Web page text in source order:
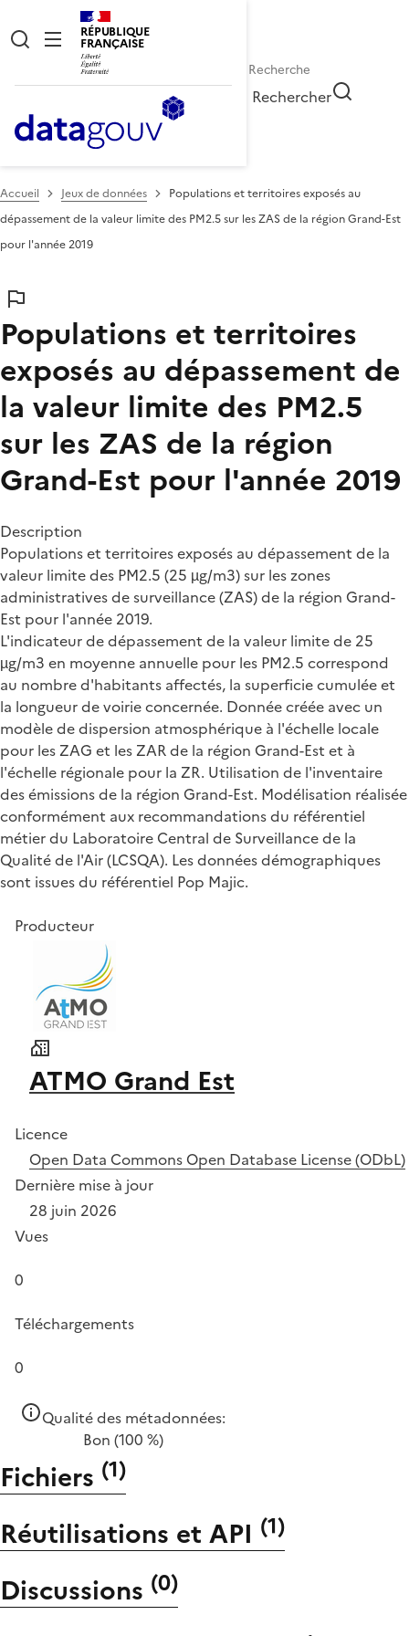
RÉPUBLIQUE
FRANÇAISE
Rechercher
Accueil Jeux de données
Populations et territoires exposés au
dépassement de la valeur limite des PM2.5 sur les ZAS de la région Grand-Est
pour l'année 2019
Populations et territoires
exposés au dépassement de
la valeur limite des PM2.5
sur les ZAS de la région
Grand-Est pour l'année 2019
Description
Populations et territoires exposés au dépassement de la
valeur limite des PM2.5 (25 µg/m3) sur les zones
administratives de surveillance (ZAS) de la région Grand-
Est pour l'année 2019.
L'indicateur de dépassement de la valeur limite de 25
µg/m3 en moyenne annuelle pour les PM2.5 correspond
au nombre d'habitants affectés, la superficie cumulée et
la longueur de voirie concernée. Donnée créée avec un
modèle de dispersion atmosphérique à l'échelle locale
pour les ZAG et les ZAR de la région Grand-Est et à
l'échelle régionale pour la ZR. Utilisation de l'inventaire
des émissions de la région Grand-Est. Modélisation réalisée
conformément aux recommandations du référentiel
métier du Laboratoire Central de Surveillance de la
Qualité de l'Air (LCSQA). Les données démographiques
sont issues du référentiel Pop Majic.
Producteur
ATMO Grand Est
Licence
Open Data Commons Open Database License (ODbL)
Dernière mise à jour
28 juin 2026
Vues
0
Téléchargements
0
Qualité des métadonnées:
Bon (100 %)
Fichiers (1)
Réutilisations et API (1)
Discussions (0)